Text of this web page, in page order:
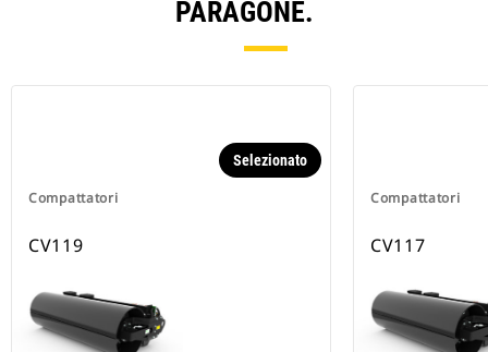
PARAGONE.
Compattatori
Selezionato
CV119
Compattatori
CV117